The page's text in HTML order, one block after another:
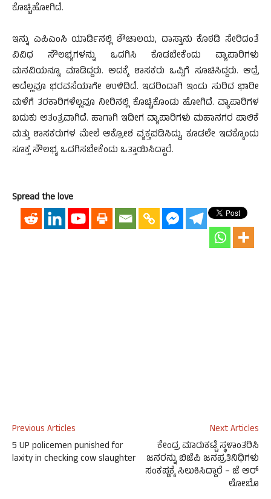
ಕೊಚ್ಚಿಹೋಗಿದೆ.
ಇನ್ನು ಎಪಿಎಂಸಿ ಯಾರ್ಡಿನಲ್ಲಿ ಶೌಚಾಲಯ, ದಾಸ್ತಾನು ಕೊಠಡಿ ಸೇರಿದಂತೆ
ವಿವಿಧ ಸೌಲಭ್ಯಗಳನ್ನು ಒದಗಿಸಿ ಕೊಡಬೇಕೆಂದು ವ್ಯಾಪಾರಿಗಳು
ಮನವಿಯನ್ನೂ ಮಾಡಿದ್ದರು. ಅದಕ್ಕೆ ಶಾಸಕರು ಒಪ್ಪಿಗೆ ಸೂಚಿಸಿದ್ದರು. ಆದ್ರೆ
ಅದೆಲ್ಲವೂ ಭರವಸೆಯಾಗೇ ಉಳಿದಿದೆ. ಇದರಿಂದಾಗಿ ಇಂದು ಸುರಿದ ಭಾರೀ
ಮಳೆಗೆ ತರಕಾರಿಗಳೆಲ್ಲವೂ ನೀರಿನಲ್ಲಿ ಕೊಚ್ಚಿಕೊಂಡು ಹೋಗಿದೆ. ವ್ಯಾಪಾರಿಗಳ
ಬದುಕು ಅತಂತ್ರವಾಗಿದೆ. ಹಾಗಾಗಿ ಇದೀಗ ವ್ಯಾಪಾರಿಗಳು ಮಹಾನಗರ ಪಾಲಿಕೆ
ಮತ್ತು ಶಾಸಕರುಗಳ ಮೇಲೆ ಆಕ್ರೋಶ ವ್ಯಕ್ತಪಡಿಸಿದ್ದು, ಕೂಡಲೇ ಇದಕ್ಕೊಂದು
ಸೂಕ್ತ ಸೌಲಭ್ಯ ಒದಗಿಸಬೇಕೆಂದು ಒತ್ತಾಯಿಸಿದ್ದಾರೆ.
Spread the love
Previous Articles
5 UP policemen punished for
laxity in checking cow slaughter
Next Articles
ಕೇಂದ್ರ ಮಾರುಕಟ್ಟೆ ಸ್ಥಳಾಂತರಿಸಿ
ಜನರನ್ನು ಬಿಜೆಪಿ ಜನಪ್ರತಿನಿಧಿಗಳು
ಸಂಕಷ್ಟಕ್ಕೆ ಸಿಲುಕಿಸಿದ್ದಾರೆ – ಜೆ ಆರ್
ಲೋಬೊ